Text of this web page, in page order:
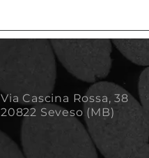
Via Cascina Rossa, 38
20822 Seveso (MB)